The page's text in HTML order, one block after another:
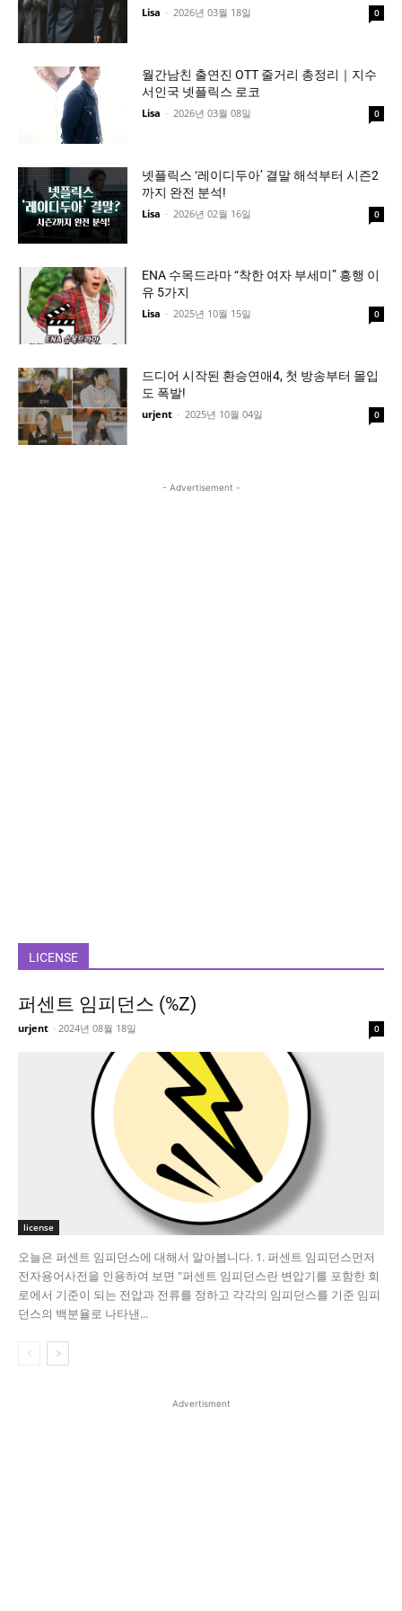
Lisa - 2026년 03월 18일 0
월간남친 출연진 OTT 줄거리 총정리｜지수
서인국 넷플릭스 로코
Lisa - 2026년 03월 08일 0
넷플릭스 ‘레이디두아’ 결말 해석부터 시즌2
까지 완전 분석!
Lisa - 2026년 02월 16일 0
ENA 수목드라마 “착한 여자 부세미” 흥행 이
유 5가지
Lisa - 2025년 10월 15일 0
드디어 시작된 환승연애4, 첫 방송부터 몰입
도 폭발!
urjent - 2025년 10월 04일 0
- Advertisement -
LICENSE
퍼센트 임피던스 (%Z)
urjent - 2024년 08월 18일 0
license
오늘은 퍼센트 임피던스에 대해서 알아봅니다. 1. 퍼센트 임피던스​ 먼저
전자용어사전을 인용하여 보면 "퍼센트 임피던스란 변압기를 포함한 회
로에서 기준이 되는 전압과 전류를 정하고 각각의 임피던스를 기준 임피
던스의 백분율로 나타낸...
Advertisment